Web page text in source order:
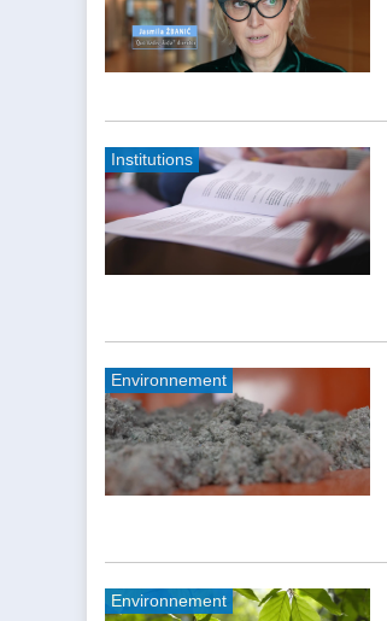
Institutions
Environnement
Environnement